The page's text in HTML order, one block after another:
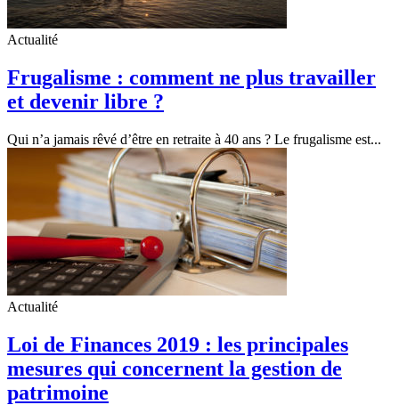
Actualité
Frugalisme : comment ne plus travailler
et devenir libre ?
Qui n’a jamais rêvé d’être en retraite à 40 ans ? Le frugalisme est...
Actualité
Loi de Finances 2019 : les principales
mesures qui concernent la gestion de
patrimoine